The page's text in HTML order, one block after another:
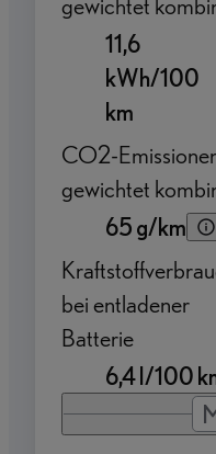
11,6
kWh/100
km
CO2-
gewichtet
65 g/km
bei entladener
Batterie
6,4 l/100